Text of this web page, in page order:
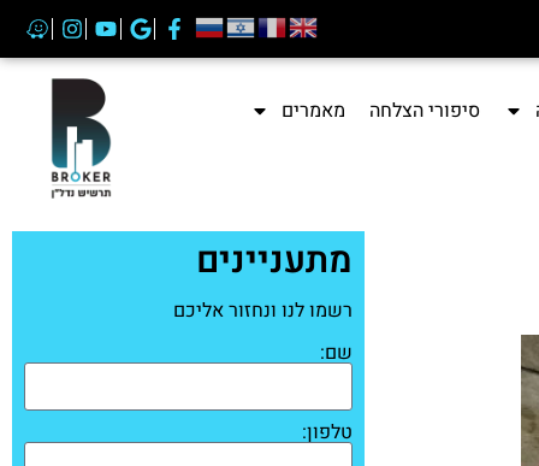
סיפורי הצלחה מאמרים
מתעניינים
רשמו לנו ונחזור אליכם
שם:
טלפון: